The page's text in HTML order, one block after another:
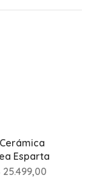
Esparta
25.499,00